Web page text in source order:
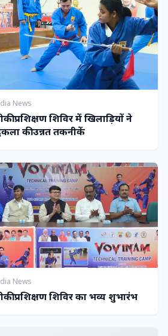
News
प्रशिक्षण शिविर में खिलाड़ियों ने
की उन्नत तकनीकें
News
प्रशिक्षण शिविर का भव्य शुभारंभ